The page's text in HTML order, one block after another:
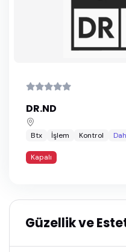
DR.ND
Btx İşlem Kontrol
Kapalı
Güzellik ve